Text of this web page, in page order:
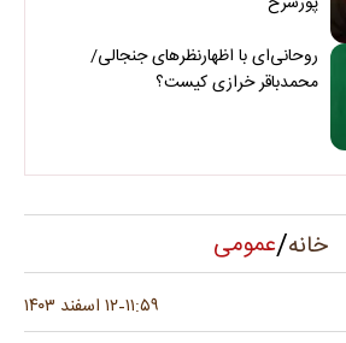
روحانی‌ای با اظهارنظرهای جنجالی/
محمدباقر خرازی کیست؟
خانه/عمومی
۱۱:۵۹-۱۲ اسفند ۱۴۰۳